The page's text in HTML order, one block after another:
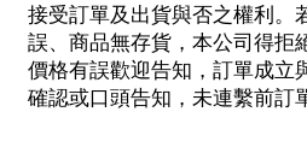
接受訂單及出貨與否之權利。
誤、商品無存貨，本公司得拒
價格有誤歡迎告知，訂單成立
確認或口頭告知，未連繫前訂